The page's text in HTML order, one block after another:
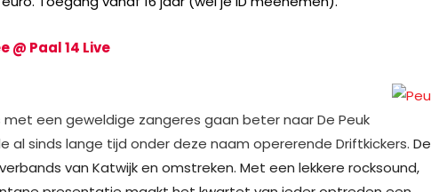
@ Paal 14 Live
een geweldige zangeres gaan beter naar De Peuk
sinds lange tijd onder deze naam opererende Driftkickers. De
van Katwijk en omstreken. Met een lekkere rocksound,